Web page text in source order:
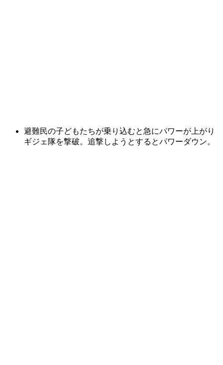
避難民の子どもたちが乗り込むと急にパワーが上がり
ギジェ隊を撃破。追撃しようとするとパワーダウン。